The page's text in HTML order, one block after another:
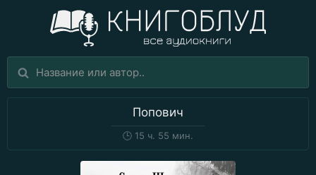
Попович
🕒 15 ч. 55 мин.